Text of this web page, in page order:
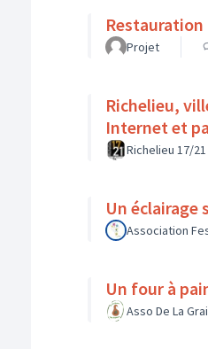
Restauration
Projet
Richelieu,
Internet et
Richelieu 17/21
Un éclairage
Association
Un four à
Asso De La